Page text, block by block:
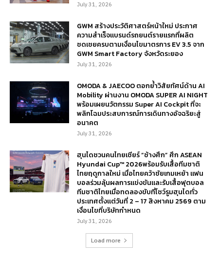
July 31, 2026
GWM สร้างประวัติศาสตร์หน้าใหม่ ประกาศ
ความสำเร็จแบรนด์รถยนต์รายแรกที่ผลิต
ชดเชยครบตามเงื่อนไขมาตรการ EV 3.5 จาก
GWM Smart Factory จังหวัดระยอง
July 31, 2026
OMODA & JAECOO ตอกย้ำวิสัยทัศน์ด้าน AI
Mobility ผ่านงาน OMODA SUPER AI NIGHT
พร้อมเผยนวัตกรรม Super AI Cockpit ที่จะ
พลิกโฉมประสบการณ์การเดินทางอัจฉริยะสู่
อนาคต
July 31, 2026
ฮุนไดชวนคนไทยเชียร์ “ช้างศึก” ศึก ASEAN
Hyundai Cup™ 2026พร้อมรับเสื้อทีมชาติ
ไทยฤดูกาลใหม่ เมื่อไทยคว้าชัยเกมเหย้า แฟน
บอลร่วมลุ้นผลการแข่งขันและรับเสื้อฟุตบอล
ทีมชาติไทยเมื่อทดลองขับที่โชว์รูมฮุนไดทั่ว
ประเทศตั้งแต่วันที่ 2 – 17 สิงหาคม 2569 ตาม
เงื่อนไขที่บริษัทกำหนด
July 31, 2026
Load more